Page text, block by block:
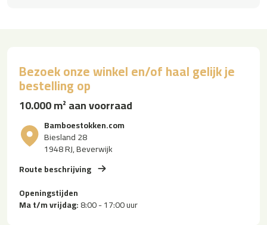
Bezoek onze winkel en/of haal gelijk je
bestelling op
10.000 m² aan voorraad
Bamboestokken.com
Biesland 28
1948 RJ, Beverwijk
Route beschrijving
Openingstijden
Ma t/m vrijdag:8:00 - 17:00 uur